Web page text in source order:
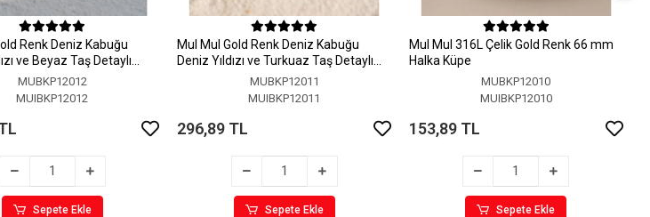
Renk Deniz Kabuğu
ve Beyaz Taş Detaylı
MUBKP12012
MUIBKP12012
Sepete Ekle
MuI MuI Gold Renk Deniz Kabuğu
Deniz Yıldızı ve Turkuaz Taş Detaylı
MUBKP12011
MUIBKP12011
296,89 TL
Sepete Ekle
MuI MuI 316L Çelik Gold Renk 66 mm
Halka Küpe
MUBKP12010
MUIBKP12010
153,89 TL
Sepete Ekle